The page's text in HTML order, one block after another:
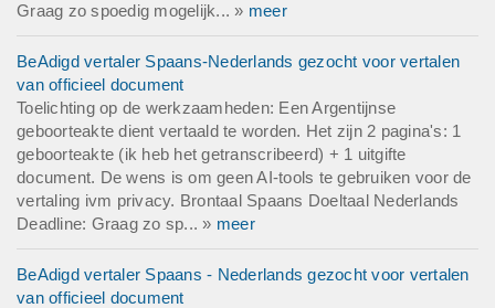
Graag zo spoedig mogelijk... » meer
BeAdigd vertaler Spaans-Nederlands gezocht voor vertalen
van officieel document
Toelichting op de werkzaamheden: Een Argentijnse
geboorteakte dient vertaald te worden. Het zijn 2 pagina's: 1
geboorteakte (ik heb het getranscribeerd) + 1 uitgifte
document. De wens is om geen AI-tools te gebruiken voor de
vertaling ivm privacy. Brontaal Spaans Doeltaal Nederlands
Deadline: Graag zo sp... » meer
BeAdigd vertaler Spaans - Nederlands gezocht voor vertalen
van officieel document